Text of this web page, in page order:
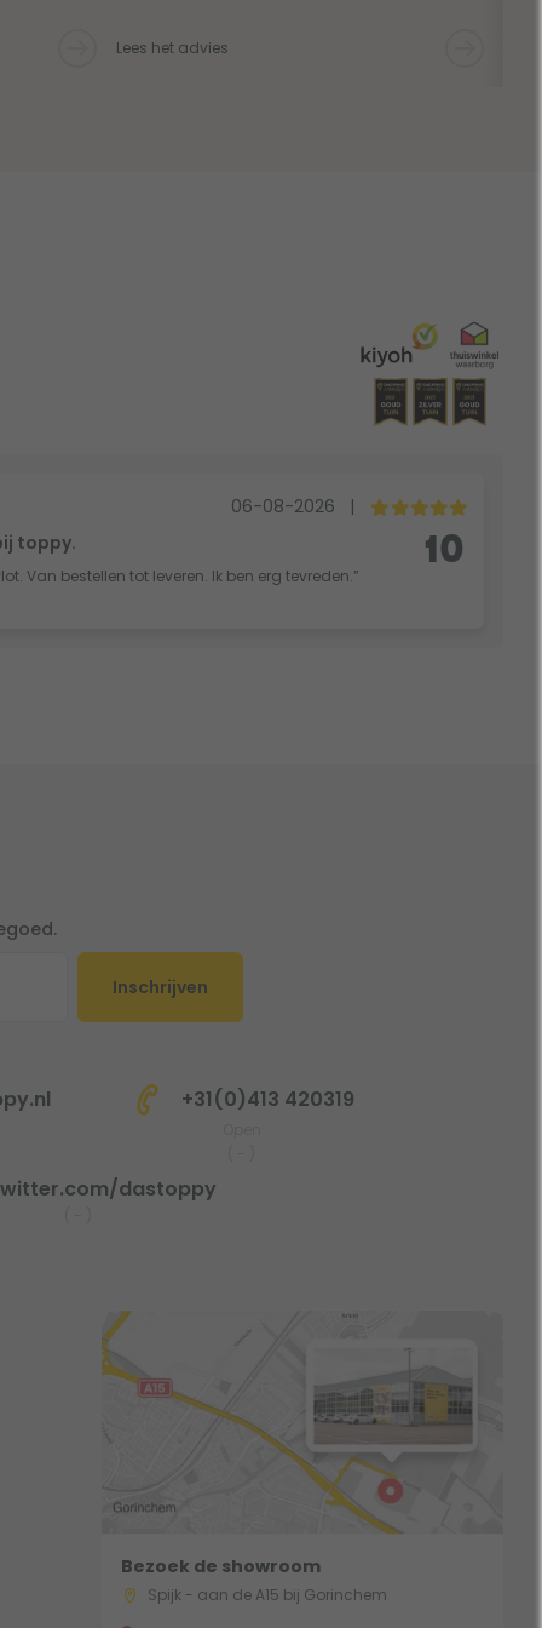
Lees het advies
06-08-2026
|
toppy.
Van bestellen tot leveren. Ik ben erg tevreden.”
10
Inschrijven
+31(0)413 420319
dastoppy
Bezoek de showroom
Spijk - aan de A15 bij Gorinchem